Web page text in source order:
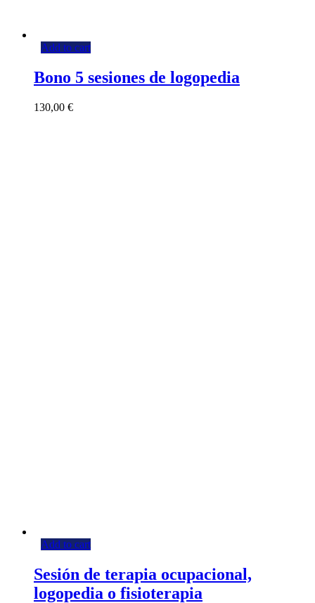
Add to cart
Bono 5 sesiones de logopedia
130,00 €
Add to cart
Sesión de terapia ocupacional,
logopedia o fisioterapia